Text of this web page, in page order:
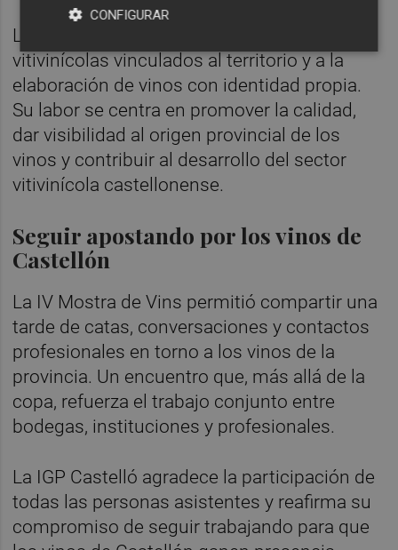
La IGP Castelló agrupa proyectos
vitivinícolas vinculados al territorio y a la
elaboración de vinos con identidad propia.
Su labor se centra en promover la calidad,
dar visibilidad al origen provincial de los
vinos y contribuir al desarrollo del sector
vitivinícola castellonense.
Seguir apostando por los vinos de
Castellón
La IV Mostra de Vins permitió compartir una
tarde de catas, conversaciones y contactos
profesionales en torno a los vinos de la
provincia. Un encuentro que, más allá de la
copa, refuerza el trabajo conjunto entre
bodegas, instituciones y profesionales.
La IGP Castelló agradece la participación de
todas las personas asistentes y reafirma su
compromiso de seguir trabajando para que
CONFIGURAR